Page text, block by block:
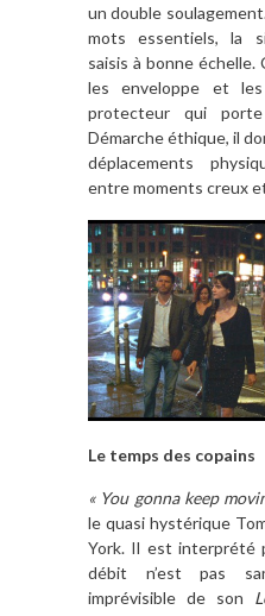
un double
mots essentiels, la
saisis à bonne échelle.
les enveloppe et les
protecteur qui
Démarche éthique, il
déplacements
entre moments creux
Le temps des copains
« You gonna keep
le quasi hystérique
York. Il est interprété
débit n’est pas
imprévisible de son